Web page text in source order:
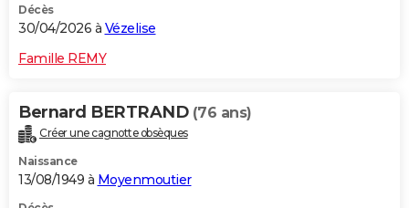
Décès
30/04/2026 à Vézelise
Famille REMY
Bernard BERTRAND (76 ans)
Créer une cagnotte obsèques
Naissance
13/08/1949 à Moyenmoutier